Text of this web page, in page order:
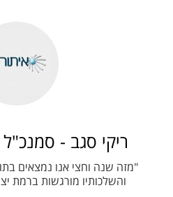
ריקי סגב -
"מזה שנה וחצי אנו נמצאים
והשלכותיו מורגשות ברמת